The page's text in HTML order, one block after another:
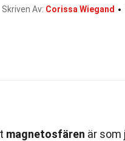
Skriven Av: Corissa Wiegand
magnetosfären är som